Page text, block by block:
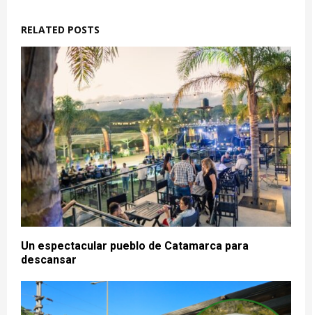
RELATED POSTS
Un espectacular pueblo de Catamarca para
descansar